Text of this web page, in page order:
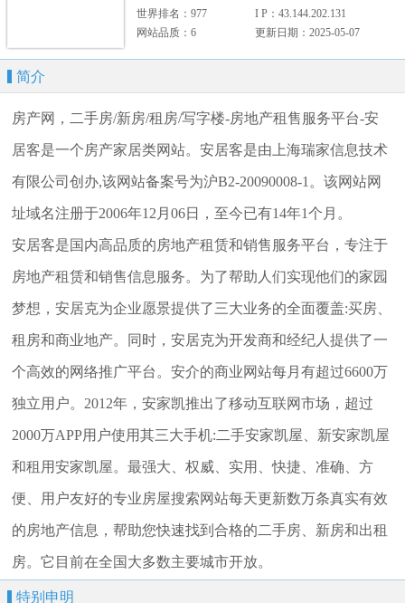
世界排名：977
I P：43.144.202.131
网站品质：6
更新日期：2025-05-07
简介
房产网，二手房/新房/租房/写字楼-房地产租售服务平台-安
居客是一个房产家居类网站。安居客是由上海瑞家信息技术
有限公司创办,该网站备案号为沪B2-20090008-1。该网站网
址域名注册于2006年12月06日，至今已有14年1个月。
安居客是国内高品质的房地产租赁和销售服务平台，专注于
房地产租赁和销售信息服务。为了帮助人们实现他们的家园
梦想，安居克为企业愿景提供了三大业务的全面覆盖:买房、
租房和商业地产。同时，安居克为开发商和经纪人提供了一
个高效的网络推广平台。安介的商业网站每月有超过6600万
独立用户。2012年，安家凯推出了移动互联网市场，超过
2000万APP用户使用其三大手机:二手安家凯屋、新安家凯屋
和租用安家凯屋。最强大、权威、实用、快捷、准确、方
便、用户友好的专业房屋搜索网站每天更新数万条真实有效
的房地产信息，帮助您快速找到合格的二手房、新房和出租
房。它目前在全国大多数主要城市开放。
特别申明